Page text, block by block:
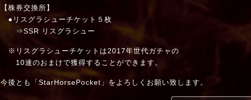
【株券交換所】
●リスグラシューチケット５枚
⇒SSR リスグラシュー
※リスグラシューチケットは2017年世代ガチャの
10連のおまけで獲得することができます。
今後とも「StarHorsePocket」をよろしくお願い致します。